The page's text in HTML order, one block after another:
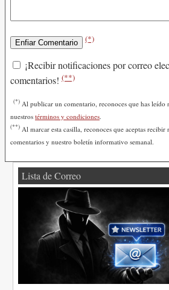
(*)
¡Recibir notificaciones por correo
comentarios! (**)
(*) Al publicar un comentario, reconoces que has leído
nuestros términos y condiciones.
(**) Al marcar esta casilla, reconoces que aceptas
comentarios y nuestro boletín informativo semanal.
Lista de Correo